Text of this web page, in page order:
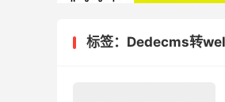
标签：Dedecms转